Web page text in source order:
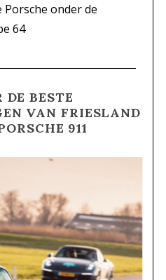
Porsche onder de
64
DE BESTE
VAN FRIESLAND
911